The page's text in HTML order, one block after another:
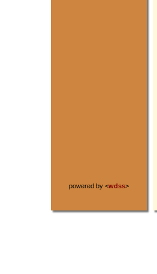
powered by <wdss>